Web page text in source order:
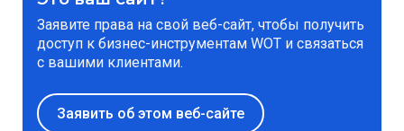
Заявите права на свой веб-сайт, чтобы получить
доступ к бизнес-инструментам WOT и связаться
с вашими клиентами.
Заявить об этом веб-сайте